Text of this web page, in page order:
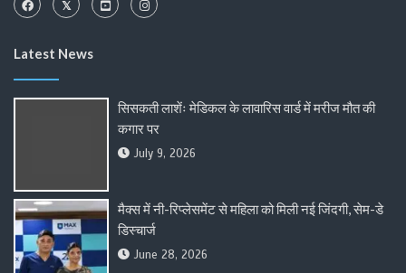
Latest News
सिसकती लाशेंः मेडिकल के लावारिस वार्ड में मरीज मौत की
कगार पर
July 9, 2026
मैक्स में नी-रिप्लेसमेंट से महिला को मिली नई जिंदगी, सेम-डे
डिस्चार्ज
June 28, 2026